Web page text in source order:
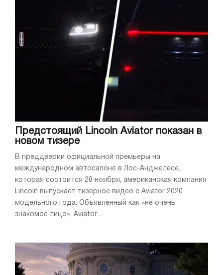
Предстоящий Lincoln Aviator показан в
новом тизере
В преддверии официальной премьеры на
международном автосалоне в Лос-Анджелесе,
которая состоится 28 ноября, американская компания
Lincoln выпускает тизерное видео с Aviator 2020
модельного года. Объявленный как «не очень
знакомое лицо», Aviator ...